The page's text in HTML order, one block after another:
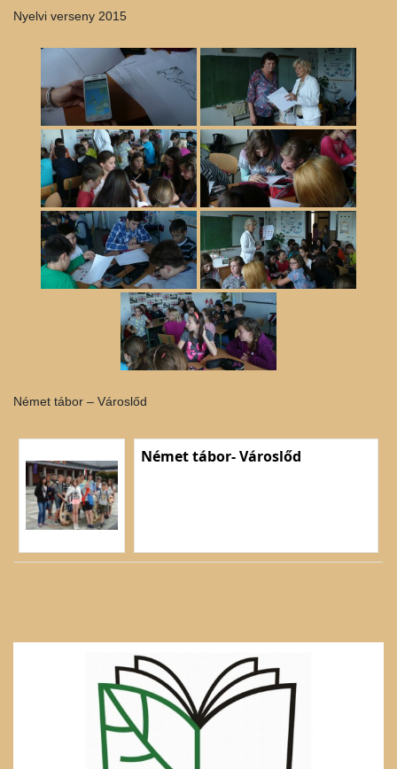
Nyelvi verseny 2015
Német tábor – Városlőd
Német tábor- Városlőd